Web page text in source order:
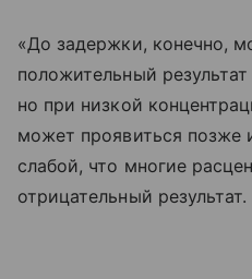
«До задержки, конечно,
положительный
но при низкой
может проявиться позже
слабой, что многие
отрицательный результат.